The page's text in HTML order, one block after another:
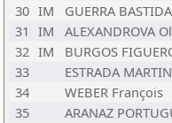
30 IM GUERRA
31 IM ALEXANDROVA
32 IM BURGOS
33
ESTRADA
34
WEBER François
35
ARANAZ